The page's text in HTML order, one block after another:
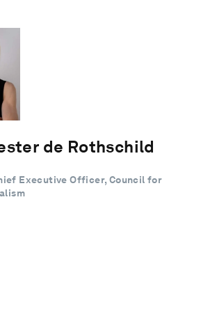
de Rothschild
Executive Officer, Council for